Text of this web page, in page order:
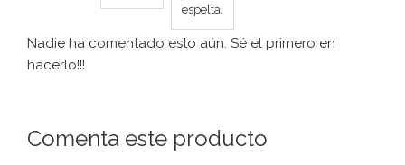
espelta.
Nadie ha comentado esto aún. Sé el primero en
hacerlo!!!
Comenta este producto